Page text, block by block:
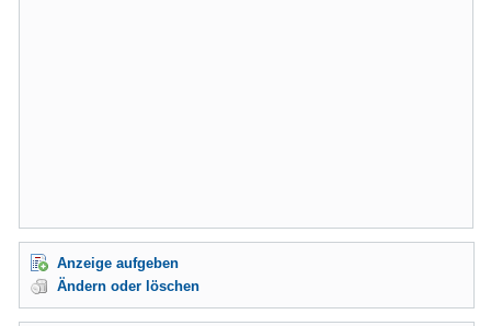
Anzeige aufgeben
Ändern oder löschen